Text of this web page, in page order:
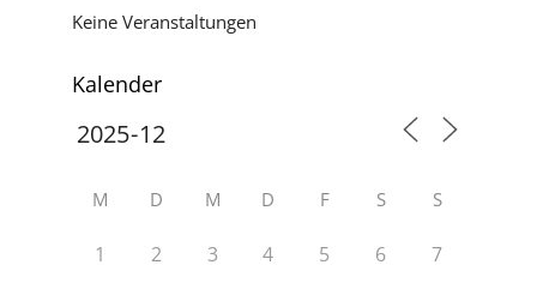
Keine Veranstaltungen
Kalender
M D M D F S S
1 2 3 4 5 6 7